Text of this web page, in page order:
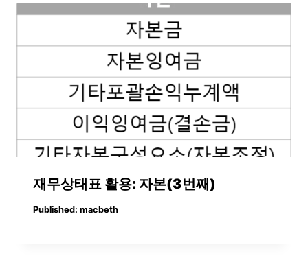
재무상태표 활용: 자본(3번째)
Published: macbeth